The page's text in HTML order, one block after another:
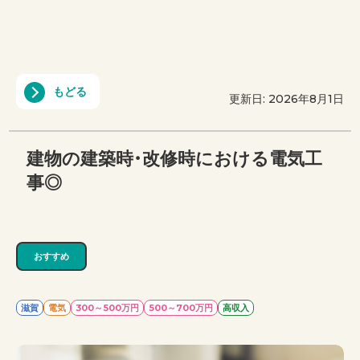
もどる 更新日: 2026年8月1日
建物の建築時・改修時における電気工
事◎
おすすめ
滋賀 電気 300～500万円 500～700万円 高収入